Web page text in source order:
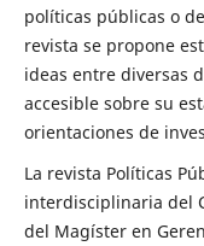
políticas públicas o
revista se propone
ideas entre diversas
accesible sobre su
orientaciones de
La revista Políticas
interdisciplinaria del
del Magíster en